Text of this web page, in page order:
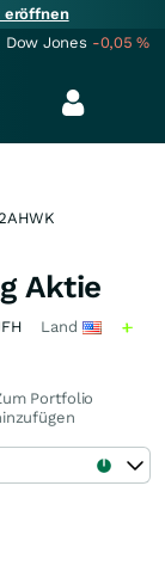
Dow Jones -0,05%
Aktie
Land
Portfolio